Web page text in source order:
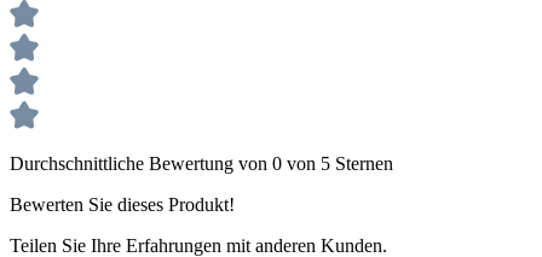
Durchschnittliche Bewertung von 0 von 5 Sternen
Bewerten Sie dieses Produkt!
Teilen Sie Ihre Erfahrungen mit anderen Kunden.